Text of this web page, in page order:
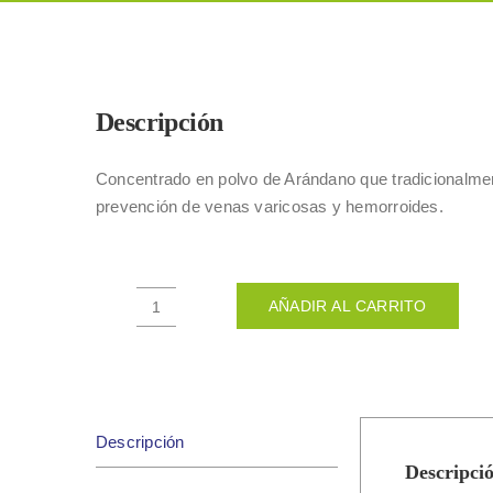
Descripción
Concentrado en polvo de Arándano que
prevención de venas varicosas y hemorroides.
EXTRACTO
AÑADIR AL CARRITO
Descripción